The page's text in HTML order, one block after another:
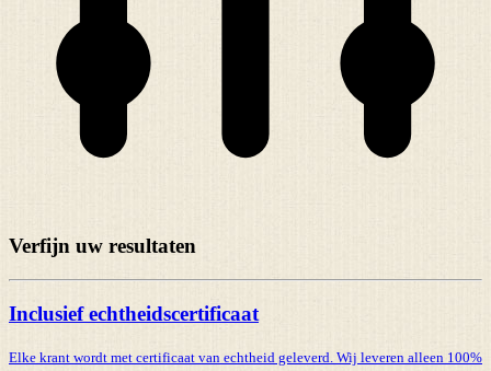
Verfijn uw resultaten
Inclusief echtheidscertificaat
Elke krant wordt met certificaat van echtheid geleverd. Wij leveren alleen 100%